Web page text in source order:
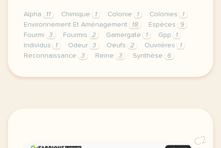
Alpha 11 Chimique 1 Colonie 1 Colonies
1
Environnement Et Aménagement
18 Espèces
9
Fourmi
3 Fourmis 2 Gamergate 1 Gpp
1
Individus
1 Odeur 3 Oeufs 2 Ouvrières
1
Reconnaissance
3 Reine 3 Synthèse 6
theme environnement et amenagement duree
C2